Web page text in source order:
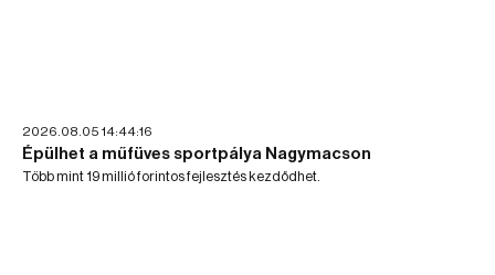
2026.08.05 14:44:16
Épülhet a műfüves sportpálya Nagymacson
Több mint 19 millió forintos fejlesztés kezdődhet.